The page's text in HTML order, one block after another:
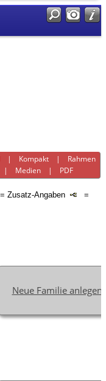
| Kompakt | Rahmen
| Medien | PDF
= Zusatz-Angaben
=
Neue Familie anlegen